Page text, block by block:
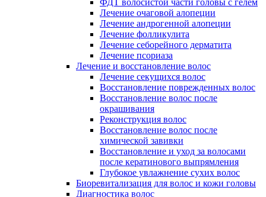
ФДТ волосистой части головы с гелем
Лечение очаговой алопеции
Лечение андрогенной алопеции
Лечение фолликулита
Лечение себорейного дерматита
Лечение псориаза
Лечение и восстановление волос
Лечение секущихся волос
Восстановление поврежденных волос
Восстановление волос после
окрашивания
Реконструкция волос
Восстановление волос после
химической завивки
Восстановление и уход за волосами
после кератинового выпрямления
Глубокое увлажнение сухих волос
Биоревитализация для волос и кожи головы
Диагностика волос